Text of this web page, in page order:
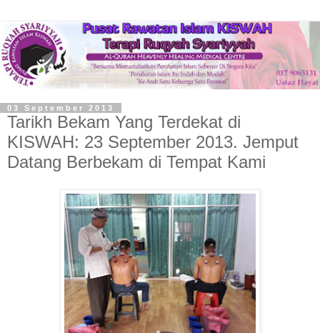
03 September 2013
Tarikh Bekam Yang Terdekat di
KISWAH: 23 September 2013. Jemput
Datang Berbekam di Tempat Kami